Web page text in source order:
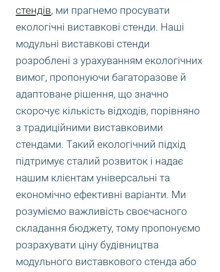
стендів, ми прагнемо просувати
екологічні виставкові стенди. Наші
модульні виставкові стенди
розроблені з урахуванням екологічних
вимог, пропонуючи багаторазове й
адаптоване рішення, що значно
скорочує кількість відходів, порівняно
з традиційними виставковими
стендами. Такий екологічний підхід
підтримує сталий розвиток і надає
нашим клієнтам універсальні та
економічно ефективні варіанти. Ми
розуміємо важливість своєчасного
складання бюджету, тому пропонуємо
розрахувати ціну будівництва
модульного виставкового стенда або